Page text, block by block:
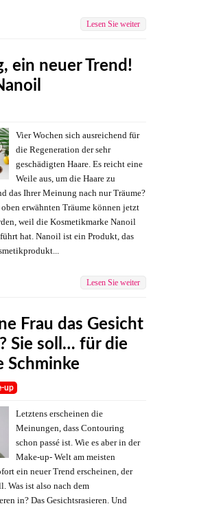
Lesen Sie weiter
ein neuer Trend!
Vier Wochen sich ausreichend für
die Regeneration der sehr
geschädigten Haare. Es reicht eine
Weile aus, um die Haare zu
das Ihrer Meinung nach nur Träume?
erwähnten Träume können jetzt
weil die Kosmetikmarke Nanoil
hat. Nanoil ist ein Produkt, das
Lesen Sie weiter
Frau das Gesicht
Sie soll… für die
Schminke
up
Letztens erscheinen die
Meinungen, dass Contouring
schon passé ist. Wie es aber in der
Make-up- Welt am meisten
ein neuer Trend erscheinen, der
Was ist also nach dem
in? Das Gesichtsrasieren. Und